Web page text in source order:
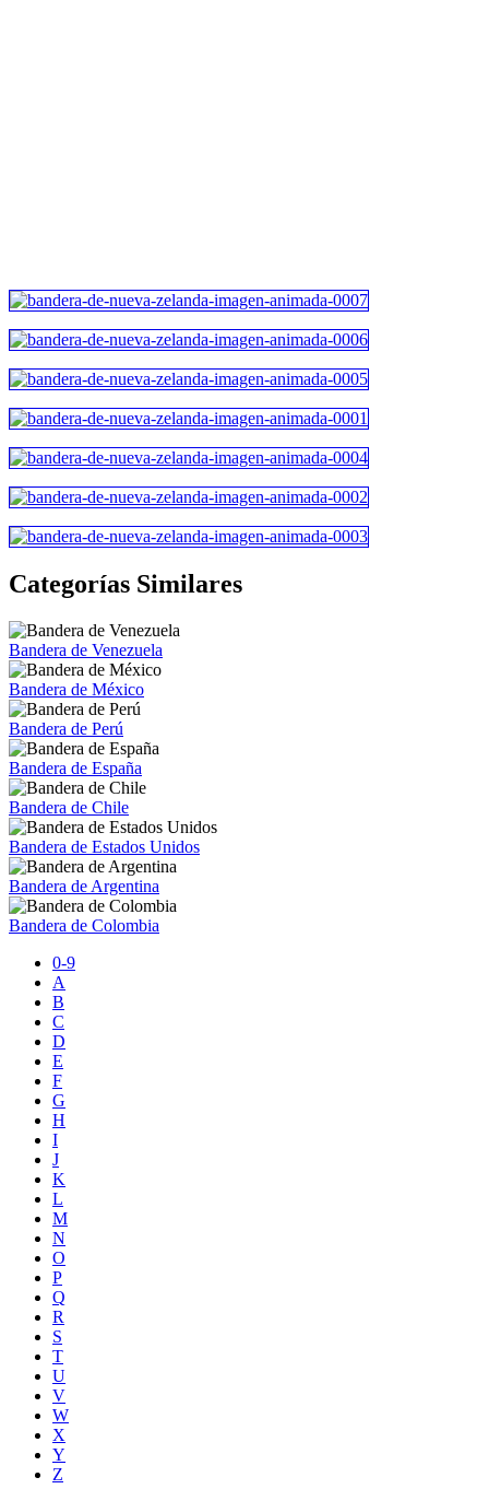
Categorías Similares
Bandera de Venezuela
Bandera de México
Bandera de Perú
Bandera de España
Bandera de Chile
Bandera de Estados Unidos
Bandera de Argentina
Bandera de Colombia
0-9
A
B
C
D
E
F
G
H
I
J
K
L
M
N
O
P
Q
R
S
T
U
V
W
X
Y
Z